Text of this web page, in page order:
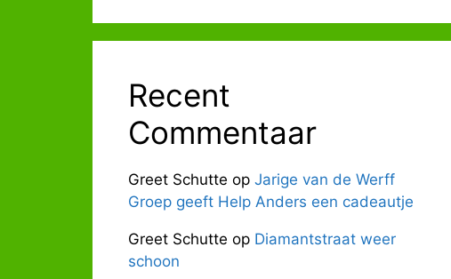
Recent
Commentaar
Greet Schutte op Jarige van de Werff
Groep geeft Help Anders een cadeautje
Greet Schutte op Diamantstraat weer
schoon